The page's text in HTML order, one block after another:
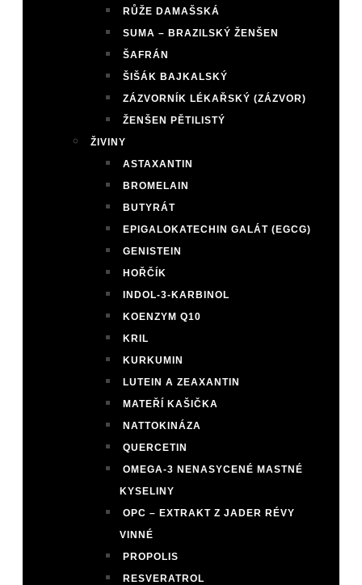
RŮŽE DAMAŠSKÁ
SUMA – BRAZILSKÝ ŽENŠEN
ŠAFRÁN
ŠIŠÁK BAJKALSKÝ
ZÁZVORNÍK LÉKAŘSKÝ (ZÁZVOR)
ŽENŠEN PĚTILISTÝ
ŽIVINY
ASTAXANTIN
BROMELAIN
BUTYRÁT
EPIGALOKATECHIN GALÁT (EGCG)
GENISTEIN
HOŘČÍK
INDOL-3-KARBINOL
KOENZYM Q10
KRIL
KURKUMIN
LUTEIN A ZEAXANTIN
MATEŘÍ KAŠIČKA
NATTOKINÁZA
QUERCETIN
OMEGA-3 NENASYCENÉ MASTNÉ
KYSELINY
OPC – EXTRAKT Z JADER RÉVY
VINNÉ
PROPOLIS
RESVERATROL